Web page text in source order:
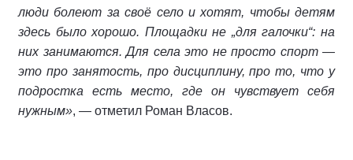
люди болеют за своё село и хотят, чтобы детям
здесь было хорошо. Площадки не „для галочки“: на
них занимаются. Для села это не просто спорт —
это про занятость, про дисциплину, про то, что у
подростка есть место, где он чувствует себя
нужным», — отметил Роман Власов.